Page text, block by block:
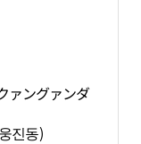
ァングァンダ
진동)